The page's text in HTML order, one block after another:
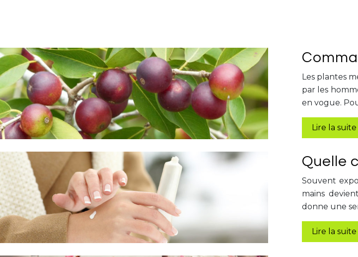
Les plantes
par les
en vogue.
Lire la suite
Quelle
Souvent
mains
donne une
Lire la suite